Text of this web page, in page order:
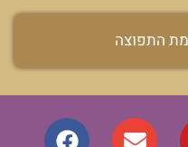
התפוצה